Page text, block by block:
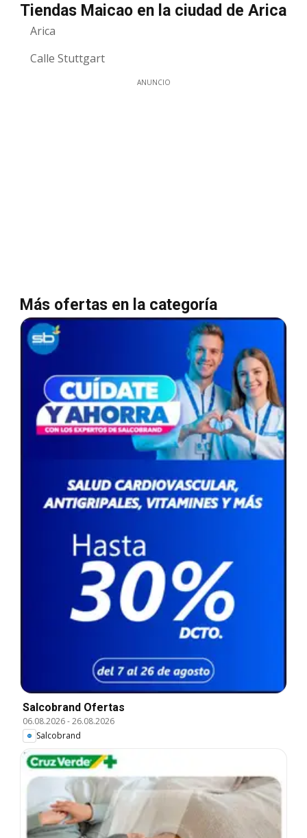
Tiendas Maicao en la ciudad de Arica
Arica
Calle Stuttgart
ANUNCIO
Más ofertas en la categoría
Salcobrand Ofertas
06.08.2026-26.08.2026
Salcobrand